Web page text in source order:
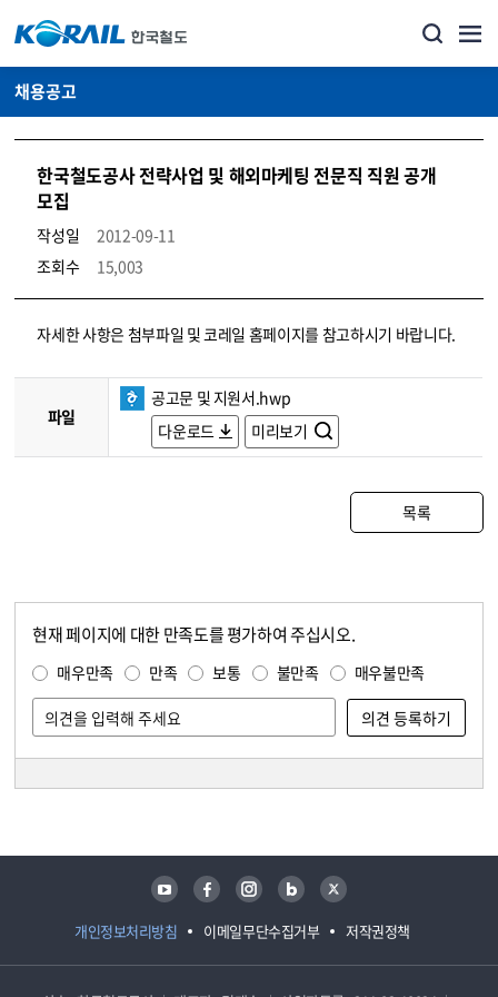
채용공고
한국철도공사 전략사업 및 해외마케팅 전문직 직원 공개
모집
작성일
2012-09-11
조회수
15,003
코레일소개_경영공시_채용공고 상세보기 – 내용, 파일, 담당자 연락처로 구성
자세한 사항은 첨부파일 및 코레일 홈페이지를 참고하시기 바랍니다.
파일
공고문 및 지원서.hwp
다운로드
미리보기
목록
현재 페이지에 대한 만족도를 평가하여 주십시오.
매우만족 만족 보통 불만족 매우불만족
개인정보처리방침 이메일무단수집거부 저작권정책
유튜브 페이스북 인스타그램 블로그 트위터